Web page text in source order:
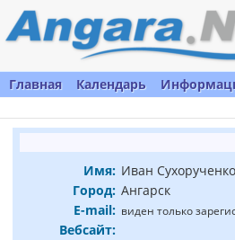
Главная Календарь
Имя: Иван Сухорученко
Город: Ангарск
E-mail: виден только
Вебсайт: